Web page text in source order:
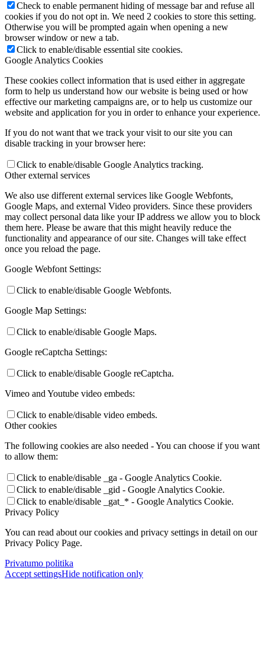
Check to enable permanent hiding of message bar and refuse all
cookies if you do not opt in. We need 2 cookies to store this setting.
Otherwise you will be prompted again when opening a new
browser window or new a tab.
Click to enable/disable essential site cookies.
Google Analytics Cookies
These cookies collect information that is used either in aggregate
form to help us understand how our website is being used or how
effective our marketing campaigns are, or to help us customize our
website and application for you in order to enhance your experience.
If you do not want that we track your visit to our site you can
disable tracking in your browser here:
Click to enable/disable Google Analytics tracking.
Other external services
We also use different external services like Google Webfonts,
Google Maps, and external Video providers. Since these providers
may collect personal data like your IP address we allow you to block
them here. Please be aware that this might heavily reduce the
functionality and appearance of our site. Changes will take effect
once you reload the page.
Google Webfont Settings:
Click to enable/disable Google Webfonts.
Google Map Settings:
Click to enable/disable Google Maps.
Google reCaptcha Settings:
Click to enable/disable Google reCaptcha.
Vimeo and Youtube video embeds:
Click to enable/disable video embeds.
Other cookies
The following cookies are also needed - You can choose if you want
to allow them:
Click to enable/disable _ga - Google Analytics Cookie.
Click to enable/disable _gid - Google Analytics Cookie.
Click to enable/disable _gat_* - Google Analytics Cookie.
Privacy Policy
You can read about our cookies and privacy settings in detail on our
Privacy Policy Page.
Privatumo politika
Accept settingsHide notification only